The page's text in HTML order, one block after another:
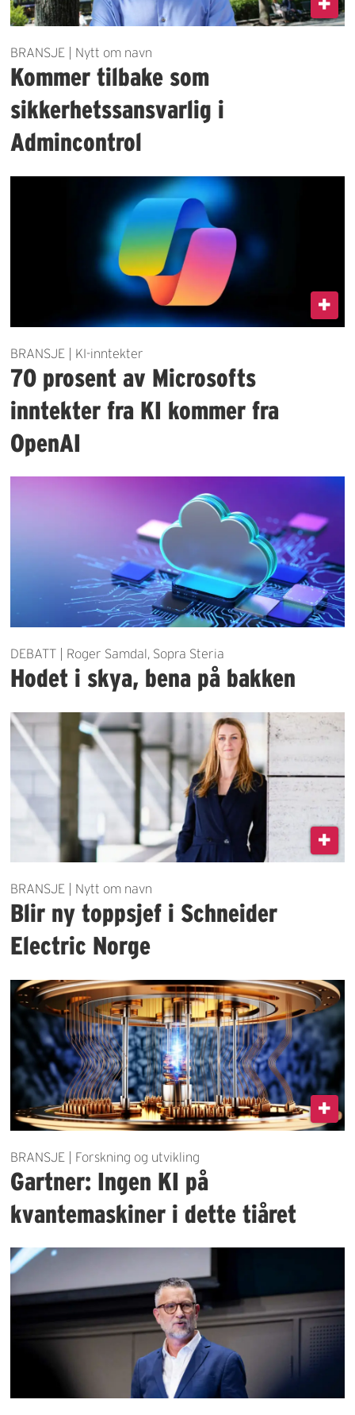
BRANSJE | Nytt om navn
Kommer tilbake som
sikkerhetssansvarlig i
Admincontrol
BRANSJE | KI-inntekter
70 prosent av Microsofts
inntekter fra KI kommer fra
OpenAI
DEBATT | Roger Samdal, Sopra Steria
Hodet i skya, bena på bakken
BRANSJE | Nytt om navn
Blir ny toppsjef i Schneider
Electric Norge
BRANSJE | Forskning og utvikling
Gartner: Ingen KI på
kvantemaskiner i dette tiåret